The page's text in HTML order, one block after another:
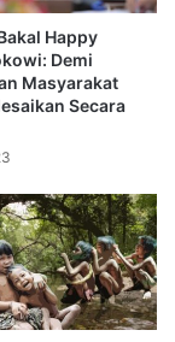
Happy
Demi
Masyarakat
Secara